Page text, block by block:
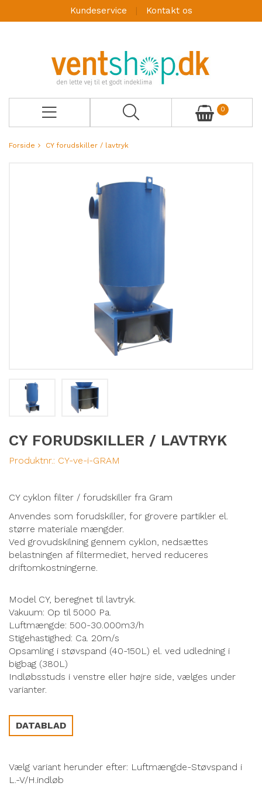
Kundeservice Kontakt os
0
Forside CY forudskiller / lavtryk
CY FORUDSKILLER / LAVTRYK
Produktnr.: CY-ve-i-GRAM
CY cyklon filter / forudskiller fra Gram
Anvendes som forudskiller, for grovere partikler el.
større materiale mængder.
Ved grovudskilning gennem cyklon, nedsættes
belastningen af filtermediet, herved reduceres
driftomkostningerne.
Model CY, beregnet til lavtryk.
Vakuum: Op til 5000 Pa.
Luftmængde: 500-30.000m3/h
Stigehastighed: Ca. 20m/s
Opsamling i støvspand (40-150L) el. ved udledning i
bigbag (380L)
Indløbsstuds i venstre eller højre side, vælges under
varianter.
DATABLAD
Vælg variant herunder efter: Luftmængde-Støvspand i
L.-V/H.indløb